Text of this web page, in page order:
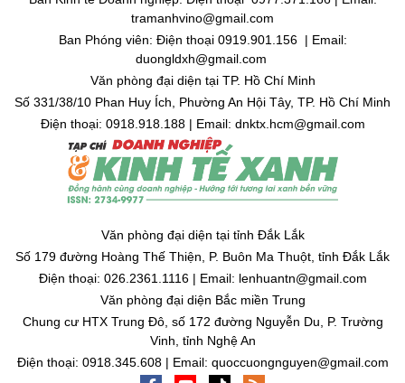
tramanhvino@gmail.com
Ban Phóng viên: Điện thoại 0919.901.156 | Email:
duongldxh@gmail.com
Văn phòng đại diện tại TP. Hồ Chí Minh
Số 331/38/10 Phan Huy Ích, Phường An Hội Tây, TP. Hồ Chí Minh
Điện thoại: 0918.918.188 | Email: dnktx.hcm@gmail.com
Văn phòng đại diện tại tỉnh Đắk Lắk
Số 179 đường Hoàng Thế Thiện, P. Buôn Ma Thuột, tỉnh Đắk Lắk
Điện thoại: 026.2361.1116 | Email: lenhuantn@gmail.com
Văn phòng đại diện Bắc miền Trung
Chung cư HTX Trung Đô, số 172 đường Nguyễn Du, P. Trường
Vinh, tỉnh Nghệ An
Điện thoại: 0918.345.608 | Email: quoccuongnguyen@gmail.com